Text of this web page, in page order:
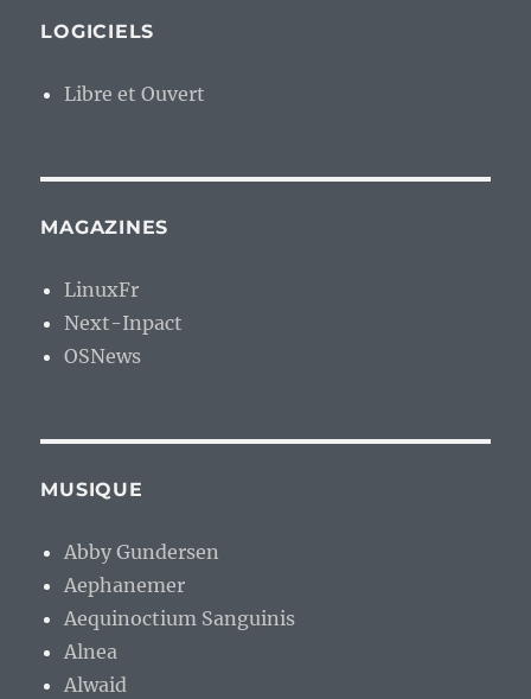
LOGICIELS
Libre et Ouvert
MAGAZINES
LinuxFr
Next-Inpact
OSNews
MUSIQUE
Abby Gundersen
Aephanemer
Aequinoctium Sanguinis
Alnea
Alwaid